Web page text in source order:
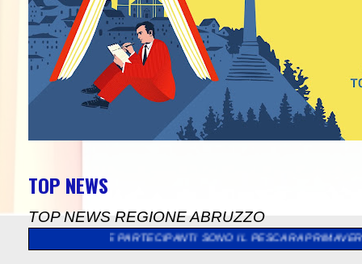
TOP NEWS
TOP NEWS REGIONE ABRUZZO
PARTECIPANTI SONO IL PESCARA PRIMAVERA, L'